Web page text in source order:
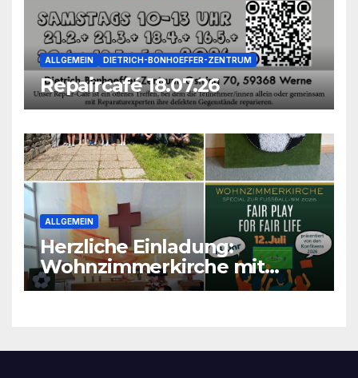
ALLGEMEIN DIETRICH-BONHOEFFER-ZENTRUM
Repaircafé 18.07.26
ALLGEMEIN
Herzliche Einladung:
Wohnzimmerkirche mit
unseren Konfis